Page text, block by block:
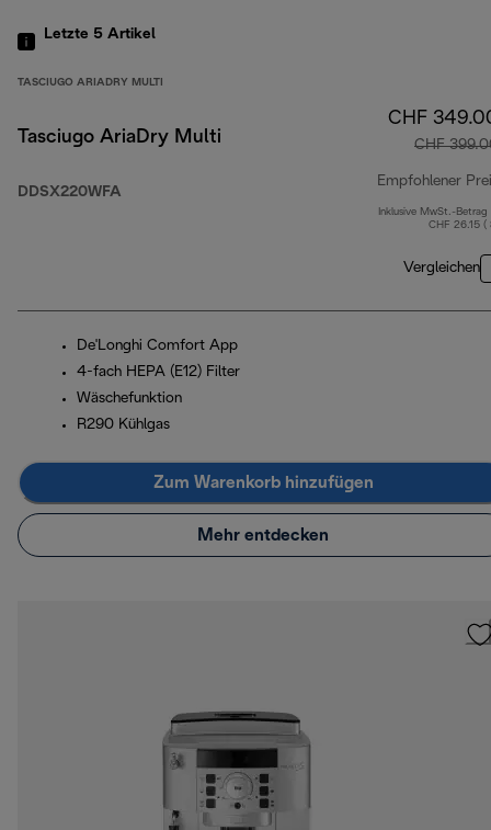
Letzte 5 Artikel
TASCIUGO ARIADRY MULTI
Tasciugo AriaDry Multi
DDSX220WFA
CHF
CHF
Empfohlener
Inklusive MwSt.-Betrag
CHF 26.15 (
Vergleichen
De'Longhi Comfort App
4-fach HEPA (E12) Filter
Wäschefunktion
R290 Kühlgas
Zum Warenkorb hinzufügen
Mehr entdecken